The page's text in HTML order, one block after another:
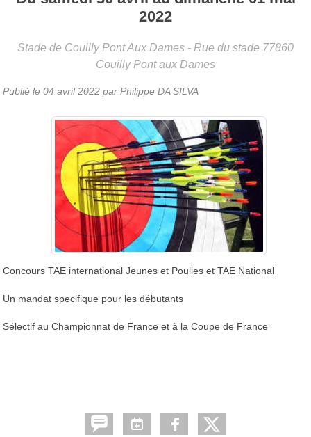
2022
Stade de Couilly Pont Aux Dames - Rue du stade 77860
Couilly Pont aux Dames
Publié le 04 avril 2022 par Philippe DA SILVA
Concours TAE international Jeunes et Poulies et TAE National
Un mandat specifique pour les débutants
Sélectif au Championnat de France et à la Coupe de France